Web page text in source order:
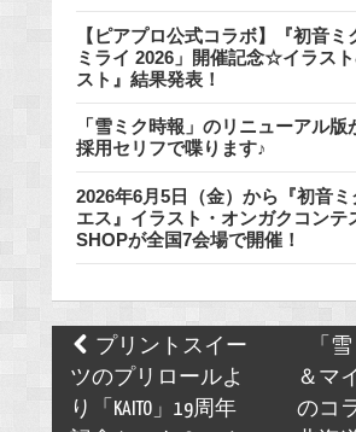
【ピアプロ公式コラボ】『初音ミ
ミライ 2026」開催記念☆イラス
スト』結果発表！
「雪ミク時報」のリニューアル版
採用セリフで喋ります♪
2026年6月5日（金）から『初音
エス』イラスト・オンガクコンテ
SHOPが全国7会場で開催！
Post
navigation
プリントスイー
ツのプリロールよ
り「KAITO」19周年
「
＆マ
のコ